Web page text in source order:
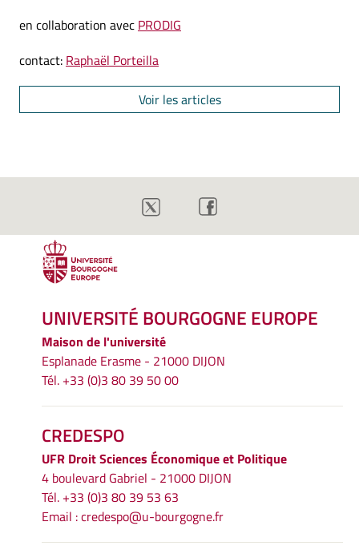
en collaboration avec PRODIG
contact: Raphaël Porteilla
Voir les articles
UNIVERSITÉ BOURGOGNE EUROPE
Maison de l'université
Esplanade Erasme - 21000 DIJON
Tél. +33 (0)3 80 39 50 00
CREDESPO
UFR Droit Sciences Économique et Politique
4 boulevard Gabriel - 21000 DIJON
Tél. +33 (0)3 80 39 53 63
Email :credespo@u-bourgogne.fr